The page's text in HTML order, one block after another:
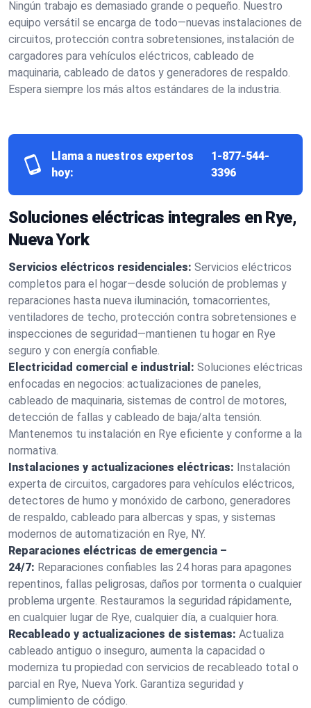
Ningún trabajo es demasiado grande o pequeño. Nuestro
equipo versátil se encarga de todo—nuevas instalaciones de
circuitos, protección contra sobretensiones, instalación de
cargadores para vehículos eléctricos, cableado de
maquinaria, cableado de datos y generadores de respaldo.
Espera siempre los más altos estándares de la industria.
Llama a nuestros expertos
hoy:
1-877-544-
3396
Soluciones eléctricas integrales en Rye,
Nueva York
Servicios eléctricos residenciales: Servicios eléctricos
completos para el hogar—desde solución de problemas y
reparaciones hasta nueva iluminación, tomacorrientes,
ventiladores de techo, protección contra sobretensiones e
inspecciones de seguridad—mantienen tu hogar en Rye
seguro y con energía confiable.
Electricidad comercial e industrial: Soluciones eléctricas
enfocadas en negocios: actualizaciones de paneles,
cableado de maquinaria, sistemas de control de motores,
detección de fallas y cableado de baja/alta tensión.
Mantenemos tu instalación en Rye eficiente y conforme a la
normativa.
Instalaciones y actualizaciones eléctricas: Instalación
experta de circuitos, cargadores para vehículos eléctricos,
detectores de humo y monóxido de carbono, generadores
de respaldo, cableado para albercas y spas, y sistemas
modernos de automatización en Rye, NY.
Reparaciones eléctricas de emergencia –
24/7: Reparaciones confiables las 24 horas para apagones
repentinos, fallas peligrosas, daños por tormenta o cualquier
problema urgente. Restauramos la seguridad rápidamente,
en cualquier lugar de Rye, cualquier día, a cualquier hora.
Recableado y actualizaciones de sistemas: Actualiza
cableado antiguo o inseguro, aumenta la capacidad o
moderniza tu propiedad con servicios de recableado total o
parcial en Rye, Nueva York. Garantiza seguridad y
cumplimiento de código.